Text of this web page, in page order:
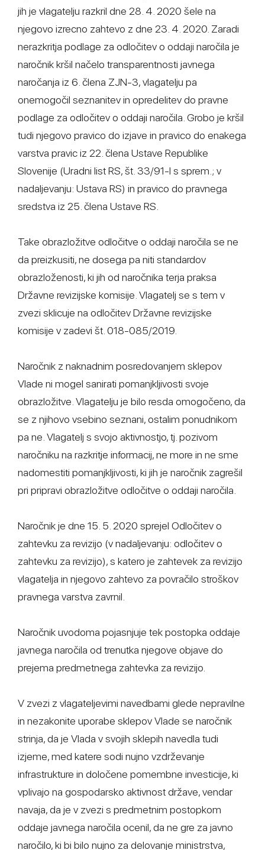
jih je vlagatelju razkril dne 28. 4. 2020 šele na
njegovo izrecno zahtevo z dne 23. 4. 2020. Zaradi
nerazkritja podlage za odločitev o oddaji naročila je
naročnik kršil načelo transparentnosti javnega
naročanja iz 6. člena ZJN-3, vlagatelju pa
onemogočil seznanitev in opredelitev do pravne
podlage za odločitev o oddaji naročila. Grobo je kršil
tudi njegovo pravico do izjave in pravico do enakega
varstva pravic iz 22. člena Ustave Republike
Slovenije (Uradni list RS, št. 33/91-I s sprem.; v
nadaljevanju: Ustava RS) in pravico do pravnega
sredstva iz 25. člena Ustave RS.
Take obrazložitve odločitve o oddaji naročila se ne
da preizkusiti, ne dosega pa niti standardov
obrazloženosti, ki jih od naročnika terja praksa
Državne revizijske komisije. Vlagatelj se s tem v
zvezi sklicuje na odločitev Državne revizijske
komisije v zadevi št. 018-085/2019.
Naročnik z naknadnim posredovanjem sklepov
Vlade ni mogel sanirati pomanjkljivosti svoje
obrazložitve. Vlagatelju je bilo resda omogočeno, da
se z njihovo vsebino seznani, ostalim ponudnikom
pa ne. Vlagatelj s svojo aktivnostjo, tj. pozivom
naročniku na razkritje informacij, ne more in ne sme
nadomestiti pomanjkljivosti, ki jih je naročnik zagrešil
pri pripravi obrazložitve odločitve o oddaji naročila.
Naročnik je dne 15. 5. 2020 sprejel Odločitev o
zahtevku za revizijo (v nadaljevanju: odločitev o
zahtevku za revizijo), s katero je zahtevek za revizijo
vlagatelja in njegovo zahtevo za povračilo stroškov
pravnega varstva zavrnil.
Naročnik uvodoma pojasnjuje tek postopka oddaje
javnega naročila od trenutka njegove objave do
prejema predmetnega zahtevka za revizijo.
V zvezi z vlagateljevimi navedbami glede nepravilne
in nezakonite uporabe sklepov Vlade se naročnik
strinja, da je Vlada v svojih sklepih navedla tudi
izjeme, med katere sodi nujno vzdrževanje
infrastrukture in določene pomembne investicije, ki
vplivajo na gospodarsko aktivnost države, vendar
navaja, da je v zvezi s predmetnim postopkom
oddaje javnega naročila ocenil, da ne gre za javno
naročilo, ki bi bilo nujno za delovanje ministrstva,